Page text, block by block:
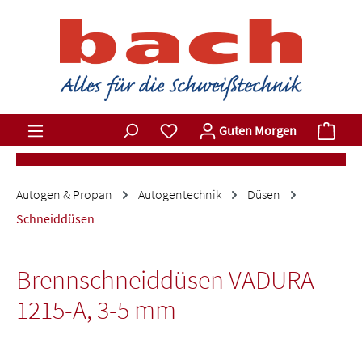
Zum Hauptinhalt springen
Du hast 0 Produkte auf dem
Guten Morgen
Autogen & Propan Autogentechnik
Düsen
Schneiddüsen
Brennschneiddüsen VADURA
1215-A, 3-5 mm